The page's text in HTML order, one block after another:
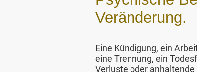
Veränderung.
Eine Kündigung, ein
eine Trennung, ein
Verluste oder